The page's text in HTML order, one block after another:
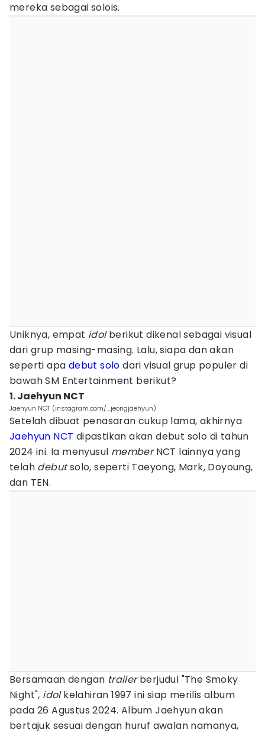
mereka sebagai solois.
Uniknya, empat idolberikut dikenal sebagai visual
dari grup masing-masing. Lalu, siapa dan akan
seperti apa debut solo dari visual grup populer di
bawah SM Entertainment berikut?
1. Jaehyun NCT
Jaehyun NCT (instagram.com/_jeongjaehyun)
Setelah dibuat penasaran cukup lama, akhirnya
Jaehyun NCT dipastikan akan debut solo di tahun
2024 ini. Ia menyusul memberNCT lainnya yang
telah debutsolo, seperti Taeyong, Mark, Doyoung,
dan TEN.
Bersamaan dengan trailerberjudul "The Smoky
Night", idolkelahiran 1997 ini siap merilis album
pada 26 Agustus 2024. Album Jaehyun akan
bertajuk sesuai dengan huruf awalan namanya,